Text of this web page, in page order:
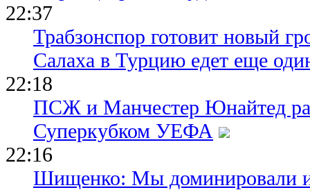
22:37
Трабзонспор готовит новый
Салаха в Турцию едет еще
22:18
ПСЖ и Манчестер Юнайтед
Суперкубком УЕФА
22:16
Шищенко: Мы доминировали